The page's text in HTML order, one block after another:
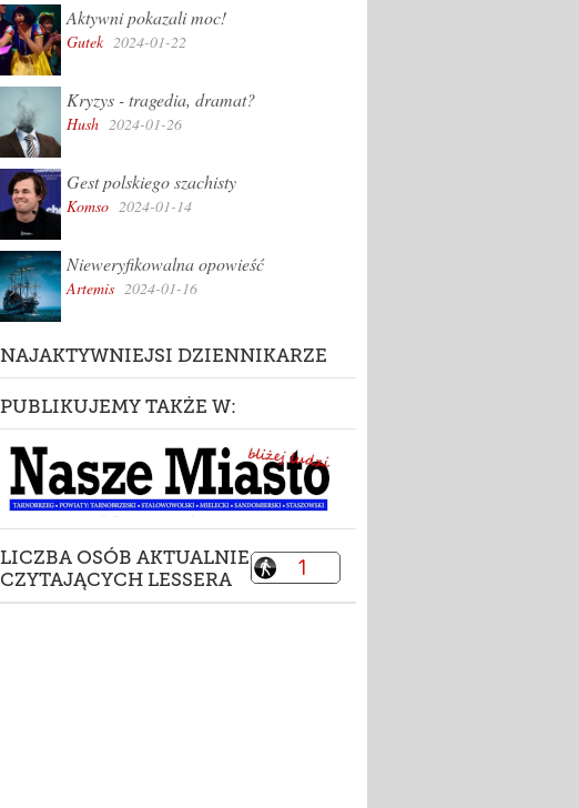
Aktywni pokazali moc!
Gutek 2024-01-22
Kryzys - tragedia, dramat?
Hush 2024-01-26
Gest polskiego szachisty
Komso 2024-01-14
Nieweryfikowalna opowieść
Artemis 2024-01-16
NAJAKTYWNIEJSI DZIENNIKARZE
PUBLIKUJEMY TAKŻE W:
LICZBA OSÓB AKTUALNIE
CZYTAJĄCYCH LESSERA